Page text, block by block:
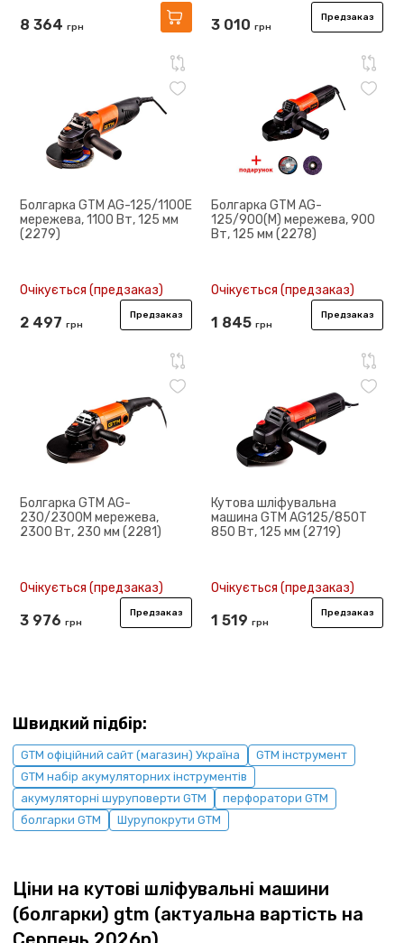
8 364 грн 3 010 грн
Предзаказ
Болгарка GTM AG-125/1100E
мережева, 1100 Вт, 125 мм
(2279)
Очікується (предзаказ)
2 497 грн
Предзаказ
Болгарка GTM AG-
125/900(M) мережева, 900
Вт, 125 мм (2278)
Очікується (предзаказ)
1 845 грн
Предзаказ
Болгарка GTM AG-
230/2300M мережева,
2300 Вт, 230 мм (2281)
Очікується (предзаказ)
3 976 грн
Предзаказ
Кутова шліфувальна
машина GTM AG125/850T
850 Вт, 125 мм (2719)
Очікується (предзаказ)
1 519 грн
Предзаказ
Швидкий підбір:
GTM офіційний сайт (магазин) Україна
GTM інструмент
GTM набір акумуляторних інструментів
акумуляторні шуруповерти GTM
перфоратори GTM
болгарки GTM
Шурупокрути GTM
Ціни на кутові шліфувальні машини
(болгарки) gtm (актуальна вартість на